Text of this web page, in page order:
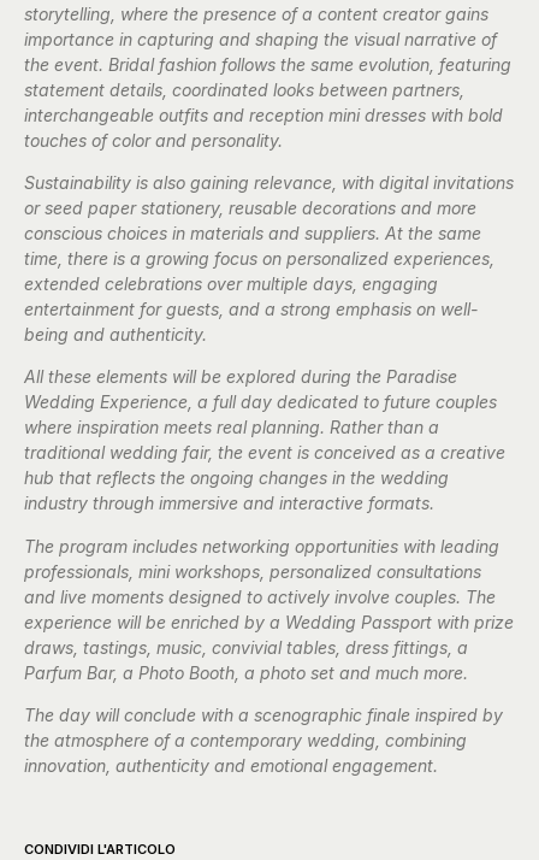
storytelling, where the presence of a content creator gains
importance in capturing and shaping the visual narrative of
the event. Bridal fashion follows the same evolution, featuring
statement details, coordinated looks between partners,
interchangeable outfits and reception mini dresses with bold
touches of color and personality.
Sustainability is also gaining relevance, with digital invitations
or seed paper stationery, reusable decorations and more
conscious choices in materials and suppliers. At the same
time, there is a growing focus on personalized experiences,
extended celebrations over multiple days, engaging
entertainment for guests, and a strong emphasis on well-
being and authenticity.
All these elements will be explored during the Paradise
Wedding Experience, a full day dedicated to future couples
where inspiration meets real planning. Rather than a
traditional wedding fair, the event is conceived as a creative
hub that reflects the ongoing changes in the wedding
industry through immersive and interactive formats.
The program includes networking opportunities with leading
professionals, mini workshops, personalized consultations
and live moments designed to actively involve couples. The
experience will be enriched by a Wedding Passport with prize
draws, tastings, music, convivial tables, dress fittings, a
Parfum Bar, a Photo Booth, a photo set and much more.
The day will conclude with a scenographic finale inspired by
the atmosphere of a contemporary wedding, combining
innovation, authenticity and emotional engagement.
CONDIVIDI L'ARTICOLO